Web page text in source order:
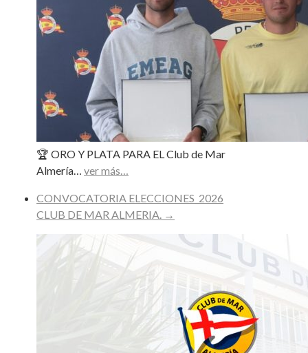
🏆 ORO Y PLATA PARA EL Club de Mar
Almería… ver más…
CONVOCATORIA ELECCIONES_2026
CLUB DE MAR ALMERIA. →